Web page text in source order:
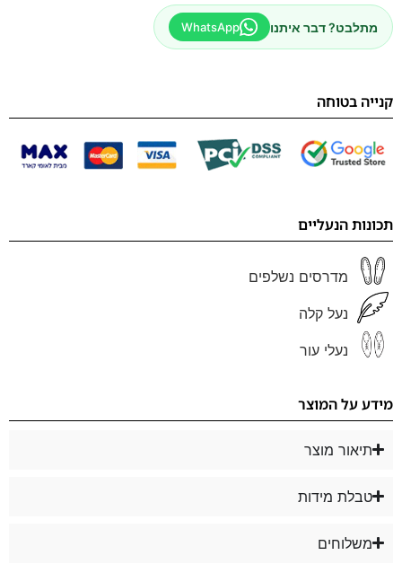
מתלבט? דבר איתנו WhatsApp
קנייה בטוחה
תכונות הנעליים
מדרסים נשלפים
נעל קלה
נעלי עור
מידע על המוצר
תיאור מוצר
טבלת מידות
משלוחים